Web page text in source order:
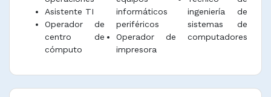
Asistente TI
Operador de
centro de
cómputo
informáticos
periféricos
Operador de
impresora
ingeniería de
sistemas de
computadores